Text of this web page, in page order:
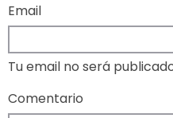
Email
Tu email no será
Comentario